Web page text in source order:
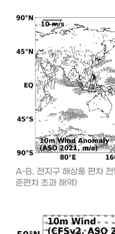
A-B. 전지구 해상풍 편차
준편차 초과 해역)